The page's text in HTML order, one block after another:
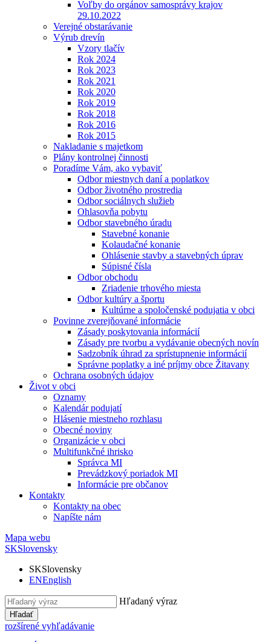
Voľby do orgánov samosprávy krajov
29.10.2022
Verejné obstarávanie
Výrub drevín
Vzory tlačív
Rok 2024
Rok 2023
Rok 2021
Rok 2020
Rok 2019
Rok 2018
Rok 2016
Rok 2015
Nakladanie s majetkom
Plány kontrolnej činnosti
Poradíme Vám, ako vybaviť
Odbor miestnych daní a poplatkov
Odbor životného prostredia
Odbor sociálnych služieb
Ohlasovňa pobytu
Odbor stavebného úradu
Stavebné konanie
Kolaudačné konanie
Ohlásenie stavby a stavebných úprav
Súpisné čísla
Odbor obchodu
Zriadenie trhového miesta
Odbor kultúry a športu
Kultúrne a spoločenské podujatia v obci
Povinne zverejňované informácie
Zásady poskytovania informácií
Zásady pre tvorbu a vydávanie obecných novín
Sadzobník úhrad za sprístupnenie informácií
Správne poplatky a iné príjmy obce Žitavany
Ochrana osobných údajov
Život v obci
Oznamy
Kalendár podujatí
Hlásenie miestneho rozhlasu
Obecné noviny
Organizácie v obci
Multifunkčné ihrisko
Správca MI
Prevádzkový poriadok MI
Informácie pre občanov
Kontakty
Kontakty na obec
Napíšte nám
Mapa webu
SKSlovensky
SKSlovensky
ENEnglish
Hľadaný výraz
Hľadať
rozšírené vyhľadávanie